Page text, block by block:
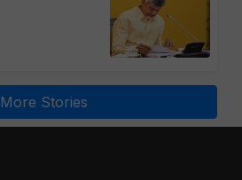
More Stories